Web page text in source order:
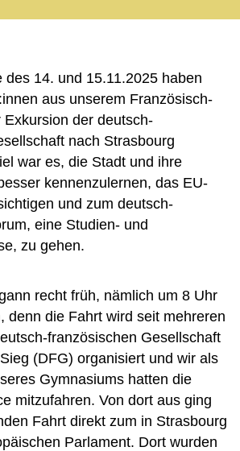
des 14. und 15.11.2025 haben
aus unserem Französisch-
Exkursion der deutsch-
nach Strasbourg
war es, die Stadt und ihre
kennenzulernen, das EU-
und zum deutsch-
eine Studien- und
zu gehen.
recht früh, nämlich um 8 Uhr
denn die Fahrt wird seit mehreren
französischen Gesellschaft
(DFG) organisiert und wir als
Gymnasiums hatten die
mitzufahren. Von dort aus ging
Fahrt direkt zum in Strasbourg
Parlament. Dort wurden